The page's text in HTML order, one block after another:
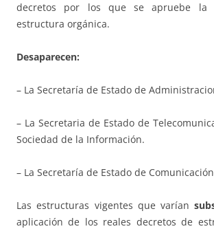
decretos por los que se apruebe la
estructura orgánica.
Desaparecen:
– La Secretaría de Estado de
– La Secretaria de Estado de
Sociedad de la Información.
– La Secretaría de Estado de
Las estructuras vigentes que varían
aplicación de los reales decretos de